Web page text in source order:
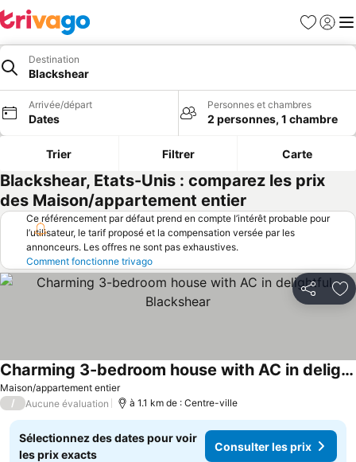
Favoris
Se
Destination
Blackshear
Arrivée/départ
Dates
Personnes et chambres
2 personnes, 1 chambre
Trier Filtrer Carte
Blackshear, Etats-Unis : comparez les prix
des Maison/appartement entier
Ce référencement par défaut prend en compte l’intérêt probable pour
l’utilisateur, le tarif proposé et la compensation versée par les
annonceurs. Les offres ne sont pas exhaustives.
Comment fonctionne trivago
Partager
Maison/appartement entier
Charming 3-bedroom house with AC in delightful Blackshear
/ Aucune évaluation à 1.1 km de : Centre-ville
Sélectionnez des dates pour voir
les prix exacts
Consulter les prix